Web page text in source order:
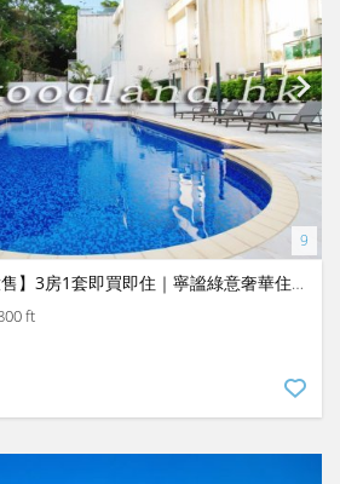
【西貢品味靚裝別墅放售】3房1套即買即住｜寧謐綠意奢華住宅
ft